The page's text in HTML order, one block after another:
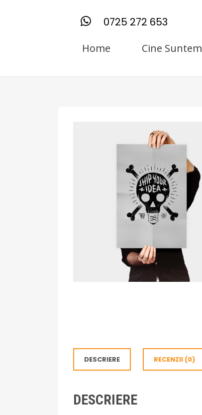
0725 272 653
Home Cine Suntem
DESCRIERE RECENZII (0)
DESCRIERE